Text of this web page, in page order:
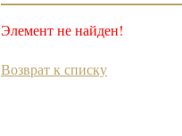
Элемент не найден!
Возврат к списку